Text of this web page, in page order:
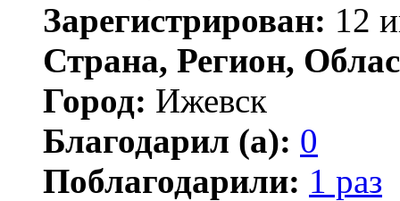
Зарегистрирован: 12
Страна, Регион,
Город: Ижевск
Благодарил (а): 0
Поблагодарили: 1 раз